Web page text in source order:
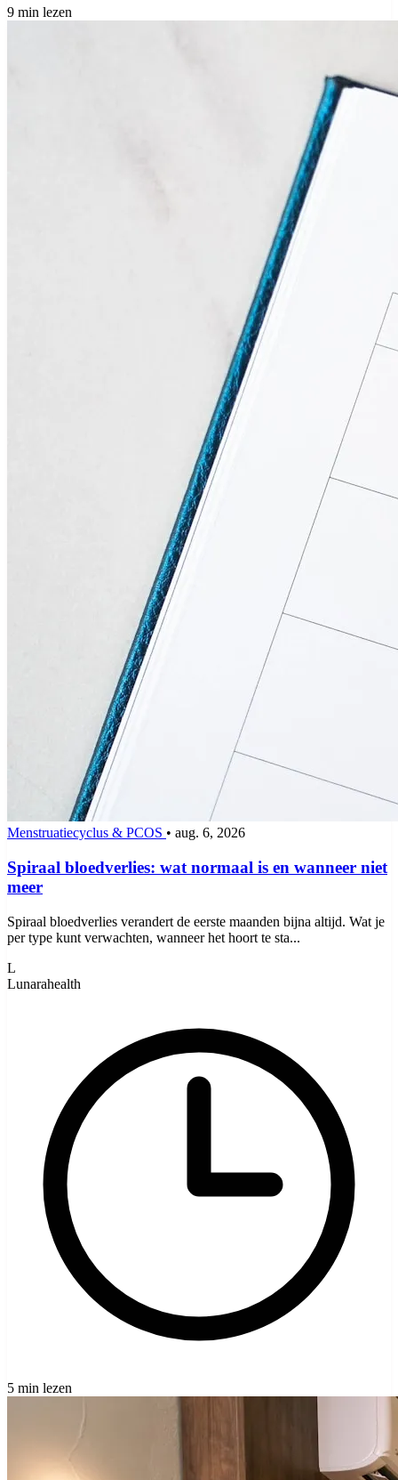
9 min lezen
Menstruatiecyclus & PCOS • aug. 6, 2026
Spiraal bloedverlies: wat normaal is en wanneer niet
meer
Spiraal bloedverlies verandert de eerste maanden bijna altijd. Wat je
per type kunt verwachten, wanneer het hoort te sta...
L
Lunarahealth
5 min lezen